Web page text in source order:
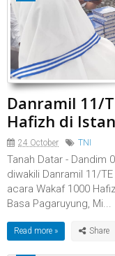
Danramil 11/
Hafizh di
24 October TNI
Tanah Datar - Dandim
diwakili Danramil 11/
acara Wakaf 1000
Basa Pagaruyung, Mi...
Read more »